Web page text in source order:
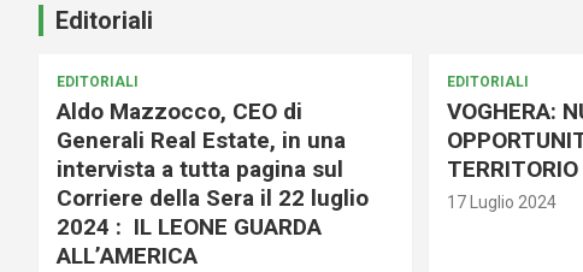
Editoriali
EDITORIALI
Aldo Mazzocco, CEO di
Generali Real Estate, in una
intervista a tutta pagina sul
Corriere della Sera il 22 luglio
2024 : IL LEONE GUARDA
ALL’AMERICA
EDITORIALI
VOGHERA:
TERRITORIO
17 Luglio 2024